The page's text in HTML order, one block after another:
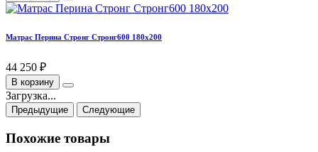
Матрас Перина Стронг Стронг600 180х200
44 250 ₽
В корзину
Загрузка...
Предыдущие Следующие
Похожие товары